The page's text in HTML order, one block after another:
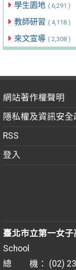
學生園地 ( 6,291 )
教師研習 ( 4,118 )
來文宣導 ( 2,308 )
網站著作權聲明
隱私權及資訊安全
RSS
登入
臺北市立第一女子
School
總 機： (02)